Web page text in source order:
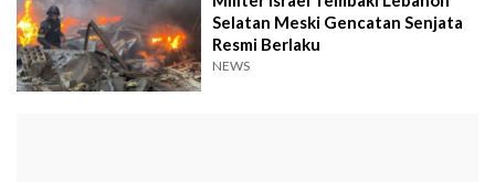
Selatan Meski Gencatan Senjata
Resmi Berlaku
NEWS